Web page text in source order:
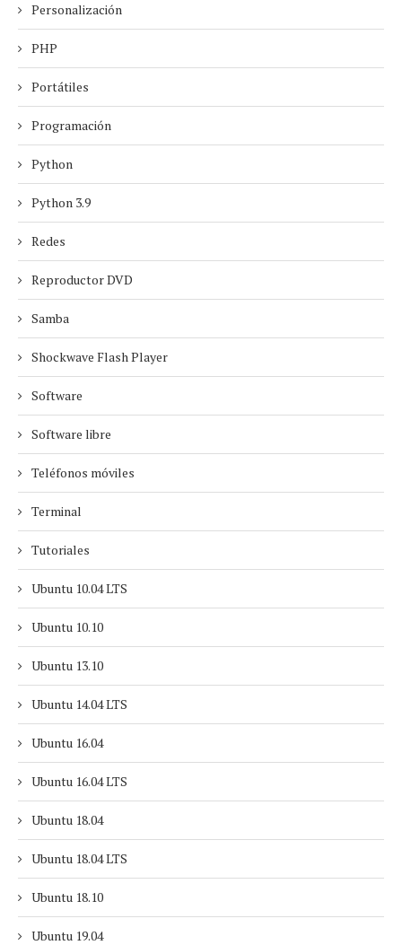
Personalización
PHP
Portátiles
Programación
Python
Python 3.9
Redes
Reproductor DVD
Samba
Shockwave Flash Player
Software
Software libre
Teléfonos móviles
Terminal
Tutoriales
Ubuntu 10.04 LTS
Ubuntu 10.10
Ubuntu 13.10
Ubuntu 14.04 LTS
Ubuntu 16.04
Ubuntu 16.04 LTS
Ubuntu 18.04
Ubuntu 18.04 LTS
Ubuntu 18.10
Ubuntu 19.04